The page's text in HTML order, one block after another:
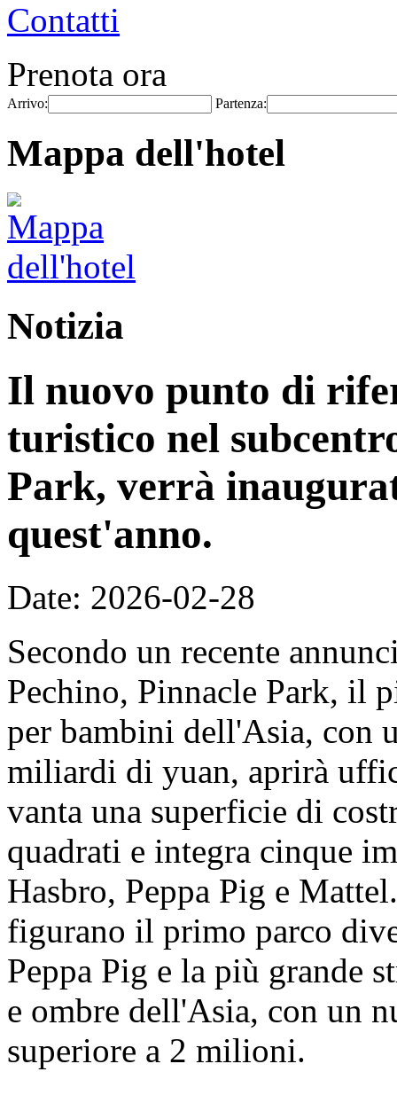
Contatti
Prenota ora
Arrivo: Partenza:
Mappa dell'hotel
Notizia
Il nuovo punto di
turistico nel
Park, verrà
quest'anno.
Date: 2026-02-28
Secondo un recente
Pechino, Pinnacle Park, il
per bambini dell'Asia, con
miliardi di yuan, aprirà
vanta una superficie di
quadrati e integra cinque
Hasbro, Peppa Pig e
figurano il primo parco
Peppa Pig e la più grande
e ombre dell'Asia, con un
superiore a 2 milioni.